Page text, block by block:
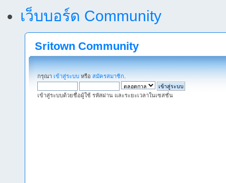
เว็บบอร์ด Community
Sritown Community
กรุณา เข้าสู่ระบบ หรือ สมัครสมาชิก
เข้าสู่ระบบด้วยชื่อผู้ใช้ รหัสผ่าน และระยะเวลาในเซสชั่น